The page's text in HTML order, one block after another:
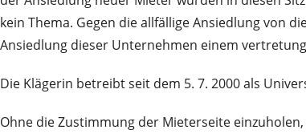
kein Thema. Gegen die allfällige Ansiedlung von
Ansiedlung dieser Unternehmen einem
Die Klägerin betreibt seit dem 5. 7. 2000 als
Ohne die Zustimmung der Mieterseite